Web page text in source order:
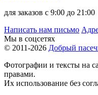
для заказов с 9:00 до 21:00
Написать нам письмо
Мы в соцсетях
© 2011-2026 Добрый
Фотографии и тексты на
правами.
Их использование без